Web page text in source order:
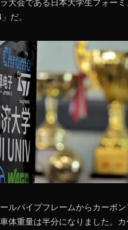
だ。
ールパイプフレームからカーボ
体重量は半分になりました。